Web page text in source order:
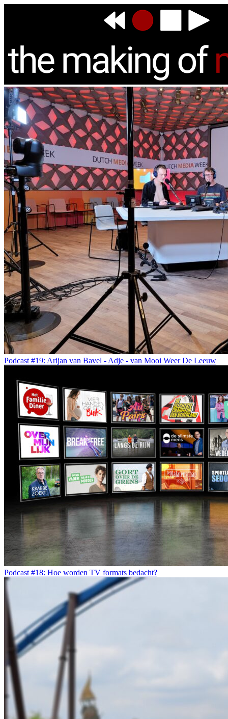
Podcast #19: Arijan van Bavel - Adje - van Mooi Weer De Leeuw
Podcast #18: Hoe worden TV formats bedacht?